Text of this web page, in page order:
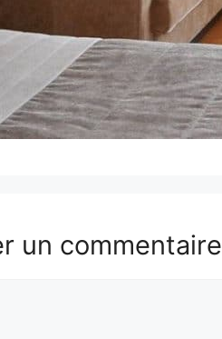
un commentaire